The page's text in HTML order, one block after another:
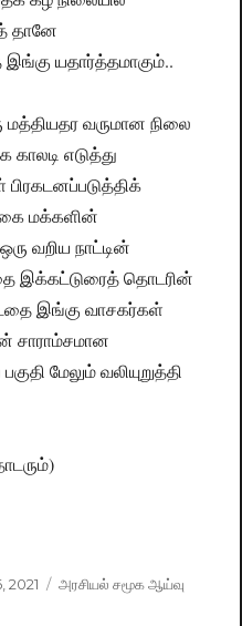
தானே
யதார்த்தமாகும்..
வருமான நிலை
எடுத்து
மக்களின்
வறிய நாட்டின்
இக்கட்டுரைத் தொடரின்
இங்கு வாசகர்கள்
சாராம்சமான
மேலும் வலியுறுத்தி
2021 Categories
அரசியல் சமூக ஆய்வு